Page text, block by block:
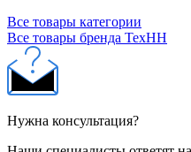
Все товары категории
Все товары бренда ТехНН
Нужна консультация?